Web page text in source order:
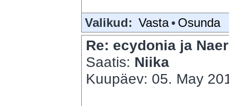
Valikud: Vasta • Osunda
Re: ecydonia ja
Saatis: Niika
Kuupäev: 05. May